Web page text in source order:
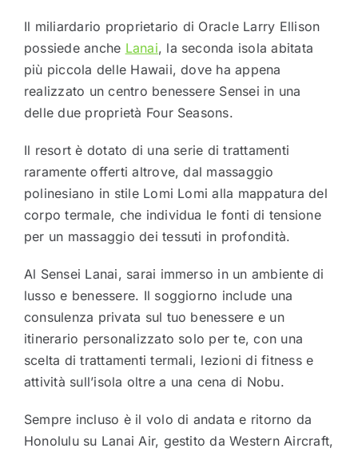
Il miliardario proprietario di Oracle Larry Ellison
possiede anche Lanai, la seconda isola abitata
più piccola delle Hawaii, dove ha appena
realizzato un centro benessere Sensei in una
delle due proprietà Four Seasons.
Il resort è dotato di una serie di trattamenti
raramente offerti altrove, dal massaggio
polinesiano in stile Lomi Lomi alla mappatura del
corpo termale, che individua le fonti di tensione
per un massaggio dei tessuti in profondità.
Al Sensei Lanai, sarai immerso in un ambiente di
lusso e benessere. Il soggiorno include una
consulenza privata sul tuo benessere e un
itinerario personalizzato solo per te, con una
scelta di trattamenti termali, lezioni di fitness e
attività sull’isola oltre a una cena di Nobu.
Sempre incluso è il volo di andata e ritorno da
Honolulu su Lanai Air, gestito da Western Aircraft,